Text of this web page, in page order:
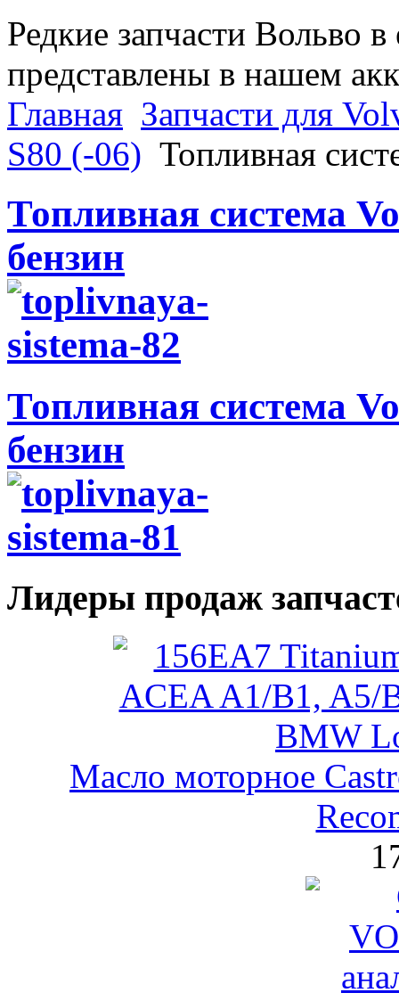
Редкие запчасти Вольво
представлены в нашем
Главная Запчасти для
S80 (-06) Топливная
Топливная система
бензин
Топливная система
бензин
Лидеры продаж
Масло моторное